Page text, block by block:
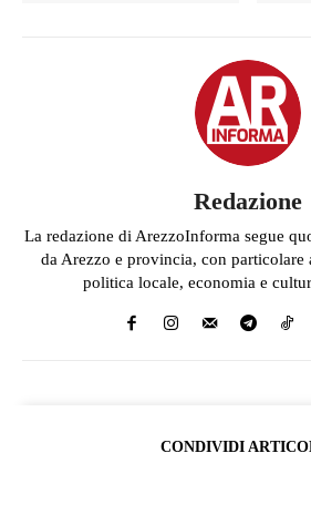
Redazione
La redazione di ArezzoInforma segue
da Arezzo e provincia, con particolare
politica locale, economia e
CONDIVIDI